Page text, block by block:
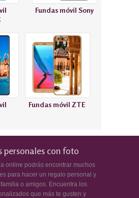
Fundas móvil Sony
Fundas móvil ZTE
personales con foto
online podrás encontrar muchos
para hacer un regalo personal y
o amigos. Encuentra los
que más te gusten y